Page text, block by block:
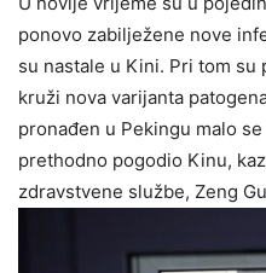
ponovo zabilježene nove
su nastale u Kini. Pri tom
kruži nova varijanta
pronađen u Pekingu malo
prethodno pogodio Kinu,
zdravstvene službe, Zeng